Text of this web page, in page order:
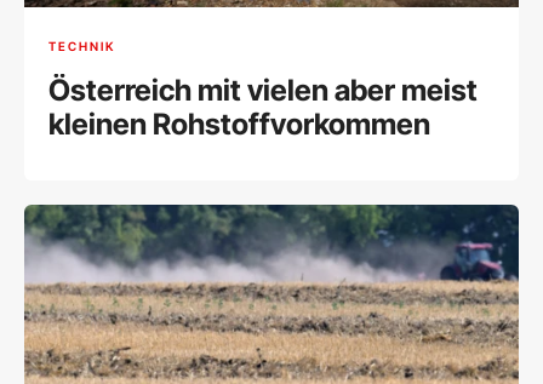
TECHNIK
Österreich mit vielen aber meist
kleinen Rohstoffvorkommen